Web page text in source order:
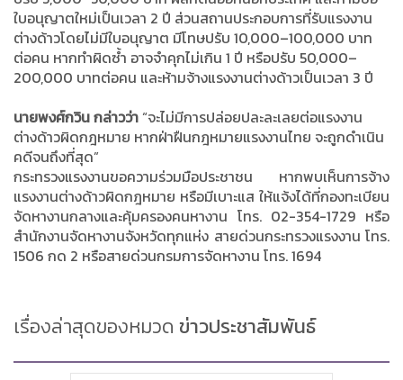
ใบอนุญาตใหม่เป็นเวลา 2 ปี ส่วนสถานประกอบการที่รับแรงงาน
ต่างด้าวโดยไม่มีใบอนุญาต มีโทษปรับ 10,000–100,000 บาท
ต่อคน หากทำผิดซ้ำ อาจจำคุกไม่เกิน 1 ปี หรือปรับ 50,000–
200,000 บาทต่อคน และห้ามจ้างแรงงานต่างด้าวเป็นเวลา 3 ปี
นายพงศ์กวิน กล่าวว่า“จะไม่มีการปล่อยปละละเลยต่อแรงงาน
ต่างด้าวผิดกฎหมาย หากฝ่าฝืนกฎหมายแรงงานไทย จะถูกดำเนิน
คดีจนถึงที่สุด”
กระทรวงแรงงานขอความร่วมมือประชาชน หากพบเห็นการจ้าง
แรงงานต่างด้าวผิดกฎหมาย หรือมีเบาะแส ให้แจ้งได้ที่กองทะเบียน
จัดหางานกลางและคุ้มครองคนหางาน โทร. 02-354-1729 หรือ
สำนักงานจัดหางานจังหวัดทุกแห่ง สายด่วนกระทรวงแรงงาน โทร.
1506 กด 2 หรือสายด่วนกรมการจัดหางาน โทร. 1694
เรื่องล่าสุดของหมวด ข่าวประชาสัมพันธ์